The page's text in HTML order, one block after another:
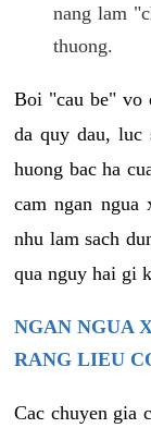
nang lam
thuong.
Boi "cau be" vo
da quy dau,
huong bac ha
cam ngan ngua
nhu lam sach
qua nguy hai gi
NGAN NGUA
RANG LIEU
Cac chuyen gia